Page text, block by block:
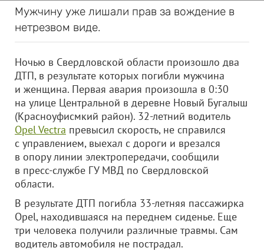
Мужчину уже лишали прав за вождение в
нетрезвом виде.
Ночью в Свердловской области произошло два
ДТП, в результате которых погибли мужчина
и женщина. Первая авария произошла в 0:30
на улице Центральной в деревне Новый Бугалыш
(Красноуфисмкий район). 32-летний водитель
Opel Vectra превысил скорость, не справился
с управлением, выехал с дороги и врезался
в опору линии электропередачи, сообщили
в пресс-службе ГУ МВД по Свердловской
области.
В результате ДТП погибла 33-летняя пассажирка
Opel, находившаяся на переднем сиденье. Еще
три человека получили различные травмы. Сам
водитель автомобиля не пострадал.